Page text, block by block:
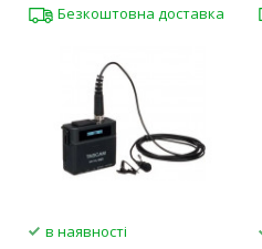
Безкоштовна доставка
в наявності